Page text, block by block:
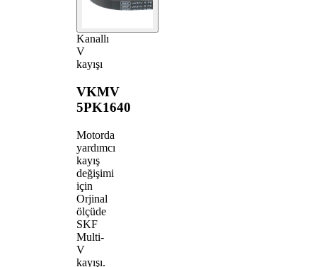
Kanallı
V
kayışı
VKMV
5PK1640
Motorda
yardımcı
kayış
değişimi
için
Orjinal
ölçüde
SKF
Multi-
V
kayışı.